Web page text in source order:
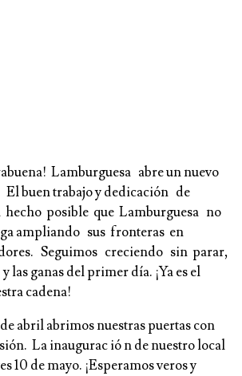
Lamburguesa abre un nuevo
buen trabajo y dedicación de
posible que Lamburguesa no
ampliando sus fronteras en
Seguimos creciendo sin parar,
las ganas del primer día. ¡Ya es el
cadena!
abril abrimos nuestras puertas con
La inaugurac ió n de nuestro local
10 de mayo. ¡Esperamos veros y